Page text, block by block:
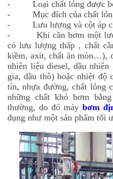
- Loại chất lỏng được
- Mục đích của chất
- Lưu lượng và cột áp
- Khi cần bơm một
có lưu lượng thấp , chất
kiềm, axit, chất ăn mòn…),
nhiên liệu diesel, dầu
gia, dầu thô) hoặc nhiệt
tín, nhựa đường, chất lỏng
những chất khó bơm
thường, do đó máy bơm
dụng như một sản phẩm tối